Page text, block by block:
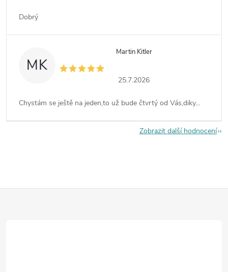
Dobrý
MK
Martin Kitler
25.7.2026
Chystám se ještě na jeden,to už bude čtvrtý od Vás,diky...
Zobrazit další hodnocení